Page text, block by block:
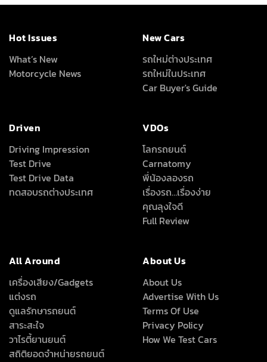
Hot Issues
What’s New
Motorcycle News
New Cars
รถใหม่ต่างประเทศ
รถใหม่ในประเทศ
Car Buyer's Guide
Driven
Driving Impression
Test Drive
Test Drive Data
ทดสอบรถต่างประเทศ
VDOs
โลกรถยนต์
Carnatomy
พี่น้องลองรถ
เรื่องรถ…เรื่องง่าย
คุณลุงใจดี
Full Review
All Around
เครื่องเสียง/Gadgets
แต่งรถ
ดูแลรักษารถยนต์
สาระสะใจ
วาไรตี้ยานยนต์
สถิติยอดจำหน่ายรถยนต์
About Us
About Us
Advertise With Us
Terms Of Use
Privacy Policy
How We Test Cars